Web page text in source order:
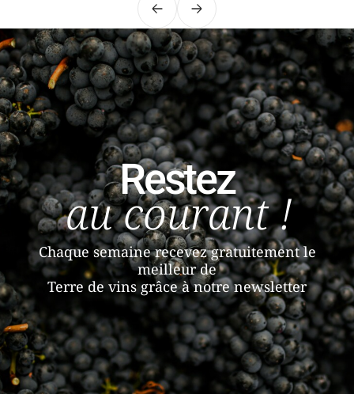
PrécédentSuivant
Restez
au courant !
Chaque semaine recevez gratuitement le
meilleur de
Terre de vins grâce à notre newsletter